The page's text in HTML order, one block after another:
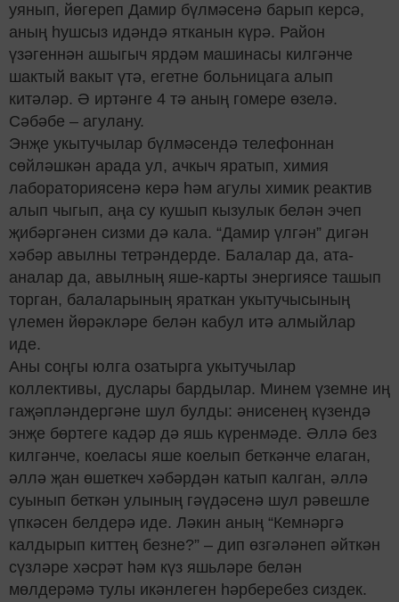
уянып, йөгереп Дамир бүлмәсенә барып керсә,
аның һушсыз идәндә ятканын күрә. Район
үзәгеннән ашыгыч ярдәм машинасы килгәнче
шактый вакыт үтә, егетне больницага алып
китәләр. Ә иртәнге 4 тә аның гомере өзелә.
Сәбәбе – агулану.
Энҗе укытучылар бүлмәсендә телефоннан
сөйләшкән арада ул, ачкыч яратып, химия
лабораториясенә керә һәм агулы химик реактив
алып чыгып, аңа су кушып кызулык белән эчеп
җибәргәнен сизми дә кала. “Дамир үлгән” дигән
хәбәр авылны тетрәндерде. Балалар да, ата-
аналар да, авылның яше-карты энергиясе ташып
торган, балаларының яраткан укытучысының
үлемен йөрәкләре белән кабул итә алмыйлар
иде.
Аны соңгы юлга озатырга укытучылар
коллективы, дуслары бардылар. Минем үземне иң
гаҗәпләндергәне шул булды: әнисенең күзендә
энҗе бөртеге кадәр дә яшь күренмәде. Әллә без
килгәнче, коеласы яше коелып беткәнче елаган,
әллә җан өшеткеч хәбәрдән катып калган, әллә
суынып беткән улының гәүдәсенә шул рәвешле
үпкәсен белдерә иде. Ләкин аның “Кемнәргә
калдырып киттең безне?” – дип өзгәләнеп әйткән
сүзләре хәсрәт һәм күз яшьләре белән
мөлдерәмә тулы икәнлеген һәрберебез сиздек.